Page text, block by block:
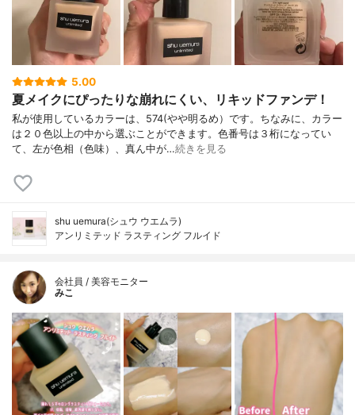
5.00
夏メイクにぴったりな崩れにくい、リキッドファンデ！
私が使用しているカラーは、574(やや明るめ）です。ちなみに、カラー
は２０色以上の中から選ぶことができます。色番号は３桁になってい
て、左が色相（色味）、真ん中が…続きを見る
shu uemura(シュウ ウエムラ)
アンリミテッド ラスティング フルイド
会社員 / 美容モニター
みこ